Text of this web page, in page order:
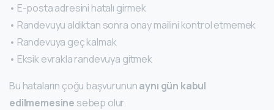
• E-posta adresini hatalı girmek
• Randevuyu aldıktan sonra onay mailini kontrol etmemek
• Randevuya geç kalmak
• Eksik evrakla randevuya gitmek
Bu hataların çoğu başvurununaynı gün kabul
edilmemesine sebep olur.